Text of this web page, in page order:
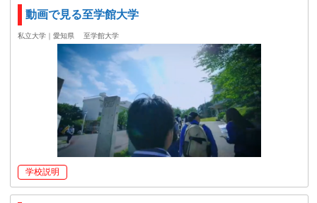
動画で見る至学館大学
私立大学｜愛知県 至学館大学
学校説明